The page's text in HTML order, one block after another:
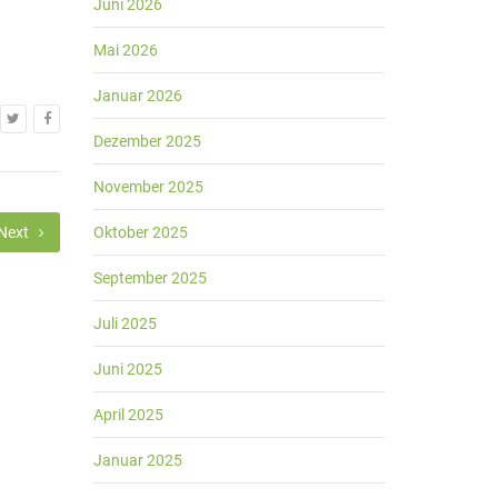
Juni 2026
Mai 2026
Januar 2026
Dezember 2025
November 2025
Oktober 2025
September 2025
Juli 2025
Juni 2025
April 2025
Januar 2025